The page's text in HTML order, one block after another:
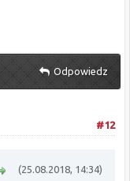
Odpowiedz
#12
(25.08.2018, 14:34)